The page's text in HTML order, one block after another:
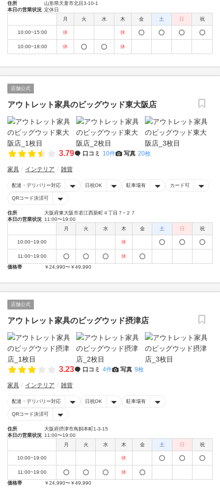
住所
山形県天童市北目3-10-1
本日の営業状況 定休日
月
火 水 木 金 土 日 祝
10:00~15:00 休 休
10:00~18:00 休 休
店舗公式
アウトレット家具のビッグウッド東大阪店
3.79 口コミ 10件 写真 20枚
家具 インテリア 雑貨
配達・デリバリー対応 日祝OK 駐車場有 カード可
QRコード決済可
住所
大阪府東大阪市若江西新町４丁目７−２７
本日の営業状況 11:00〜19:00
月
火 水 木 金 土 日 祝
10:00~19:00 休
11:00~19:00
休
価格帯
￥24,990〜￥49,990
店舗公式
アウトレット家具のビッグウッド摂津店
3.23 口コミ 4件 写真 9枚
家具 インテリア 雑貨
配達・デリバリー対応 日祝OK 駐車場有
QRコード決済可
住所
大阪府摂津市鳥飼本町1-3-15
本日の営業状況 11:00〜19:00
月
火 水 木 金 土 日 祝
10:00~19:00 休
11:00~19:00
休
価格帯
￥24,990〜￥49,990